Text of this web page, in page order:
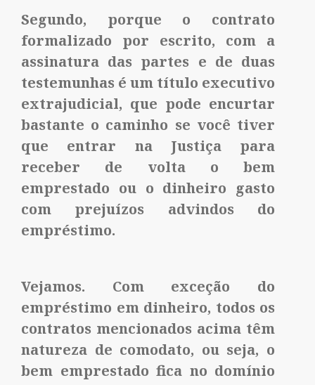
Segundo, porque o contrato
formalizado por escrito, com a
assinatura das partes e de duas
testemunhas é um título executivo
extrajudicial, que pode encurtar
bastante o caminho se você tiver
que entrar na Justiça para
receber de volta o bem
emprestado ou o dinheiro gasto
com prejuízos advindos do
empréstimo.
Vejamos. Com exceção do
empréstimo em dinheiro, todos os
contratos mencionados acima têm
natureza de comodato, ou seja, o
bem emprestado fica no domínio